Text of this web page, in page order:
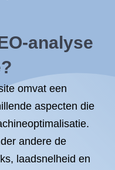
analyse
omvat een
aspecten die
andere de
laadsnelheid en